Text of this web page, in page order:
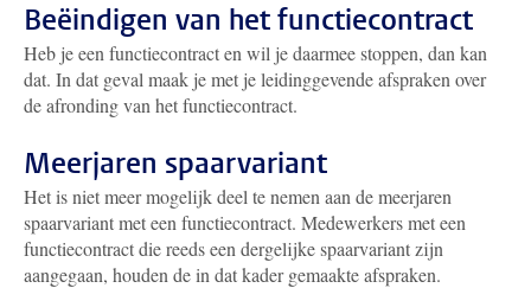
Beëindigen van het functiecontract
Heb je een functiecontract en wil je daarmee stoppen, dan kan
dat. In dat geval maak je met je leidinggevende afspraken over
de afronding van het functiecontract.
Meerjaren spaarvariant
Het is niet meer mogelijk deel te nemen aan de meerjaren
spaarvariant met een functiecontract. Medewerkers met een
functiecontract die reeds een dergelijke spaarvariant zijn
aangegaan, houden de in dat kader gemaakte afspraken.